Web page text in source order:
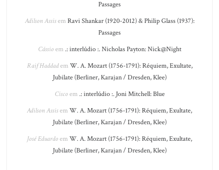
Passages
Adilson Assisem Ravi Shankar (1920-2012) & Philip Glass (1937):
Passages
Cássioem .: interlúdio :. Nicholas Payton: Nick@Night
Raif Haddadem W. A. Mozart (1756-1791): Réquiem, Exultate,
Jubilate (Berliner, Karajan / Dresden, Klee)
Ciscoem .: interlúdio :. Joni Mitchell: Blue
Adilson Assisem W. A. Mozart (1756-1791): Réquiem, Exultate,
Jubilate (Berliner, Karajan / Dresden, Klee)
José Eduardoem W. A. Mozart (1756-1791): Réquiem, Exultate,
Jubilate (Berliner, Karajan / Dresden, Klee)